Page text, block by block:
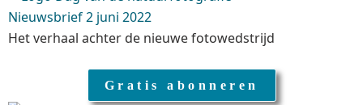
Nieuwsbrief 2 juni 2022
Het verhaal achter de nieuwe fotowedstrijd
Gratis abonneren